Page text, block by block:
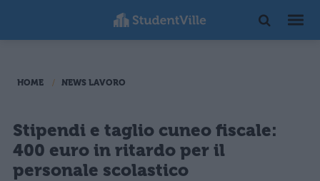
HOME NEWS LAVORO
Stipendi e taglio cuneo fiscale:
400 euro in ritardo per il
personale scolastico